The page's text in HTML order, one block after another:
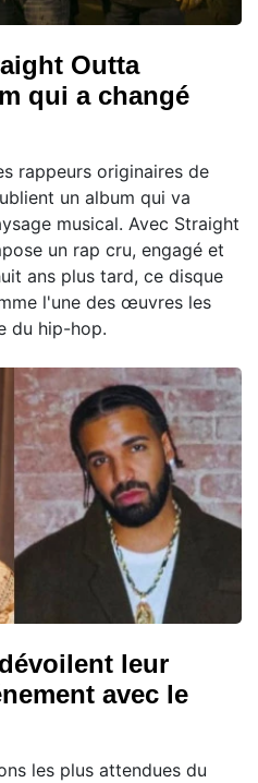
Outta
qui a changé
rappeurs originaires de
un album qui va
musical. Avec Straight
un rap cru, engagé et
ans plus tard, ce disque
l'une des œuvres les
du hip-hop.
leur
avec le
les plus attendues du